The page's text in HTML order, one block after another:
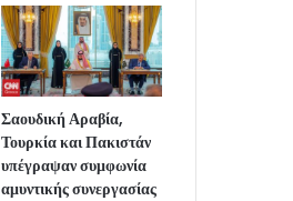
Σαουδική Αραβία,
Τουρκία και Πακιστάν
υπέγραψαν συμφωνία
αμυντικής συνεργασίας